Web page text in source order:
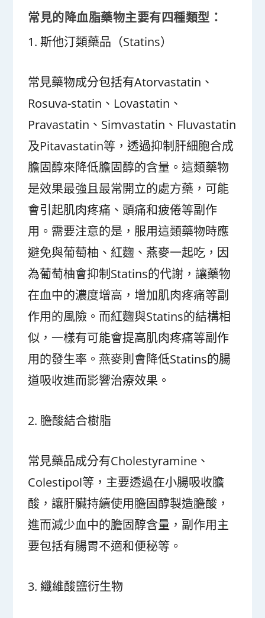
常見的降血脂藥物主要有四種類型：
1. 斯他汀類藥品（Statins）
常見藥物成分包括有Atorvastatin、
Rosuva-statin、Lovastatin、
Pravastatin、Simvastatin、Fluvastatin
及Pitavastatin等，透過抑制肝細胞合成
膽固醇來降低膽固醇的含量。這類藥物
是效果最強且最常開立的處方藥，可能
會引起肌肉疼痛、頭痛和疲倦等副作
用。需要注意的是，服用這類藥物時應
避免與葡萄柚、紅麴、燕麥一起吃，因
為葡萄柚會抑制Statins的代謝，讓藥物
在血中的濃度增高，增加肌肉疼痛等副
作用的風險。而紅麴與Statins的結構相
似，一樣有可能會提高肌肉疼痛等副作
用的發生率。燕麥則會降低Statins的腸
道吸收進而影響治療效果。
2. 膽酸結合樹脂
常見藥品成分有Cholestyramine、
Colestipol等，主要透過在小腸吸收膽
酸，讓肝臟持續使用膽固醇製造膽酸，
進而減少血中的膽固醇含量，副作用主
要包括有腸胃不適和便秘等。
3. 纖維酸鹽衍生物